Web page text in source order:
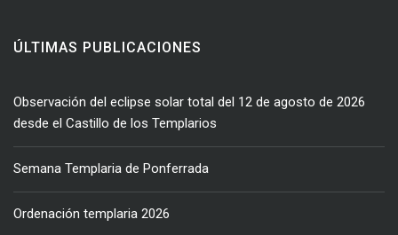
ÚLTIMAS PUBLICACIONES
Observación del eclipse solar total del 12 de agosto de 2026
desde el Castillo de los Templarios
Semana Templaria de Ponferrada
Ordenación templaria 2026